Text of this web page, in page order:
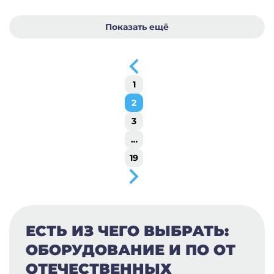
Показать ещё
1
2
3
…
19
ЕСТЬ ИЗ ЧЕГО ВЫБРАТЬ:
ОБОРУДОВАНИЕ И ПО ОТ
ОТЕЧЕСТВЕННЫХ